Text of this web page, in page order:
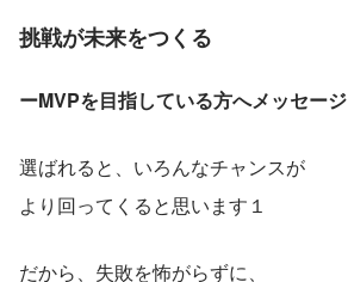
挑戦が未来をつくる
ーMVPを目指している方へメッセージ
選ばれると、いろんなチャンスが
より回ってくると思います１
だから、失敗を怖がらずに、